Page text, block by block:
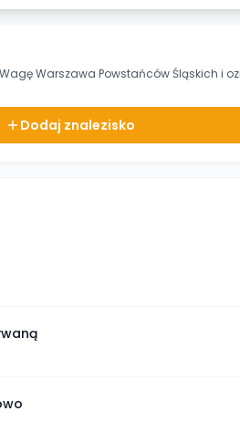
Warszawa Powstańców Śląskich i
Dodaj znalezisko